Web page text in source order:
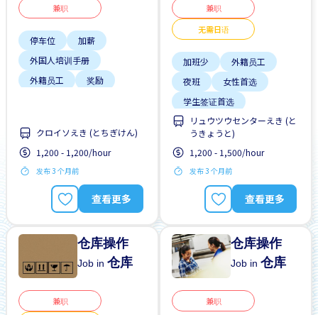
兼职
停车位
加薪
外国人培训手册
外籍员工
奖励
自行车停放处
クロイソえき (とちぎけん)
1,200 - 1,200/hour
发布 3 个月前
查看更多
兼职
无需日语
加班少
外籍员工
夜班
女性首选
学生签证首选
支付交通费
无日本语要求
无经验要求
リュウツウセンターえき (と
うきょうと)
1,200 - 1,500/hour
发布 3 个月前
查看更多
仓库操作
Job in仓库
兼职
仓库操作
Job in仓库
兼职